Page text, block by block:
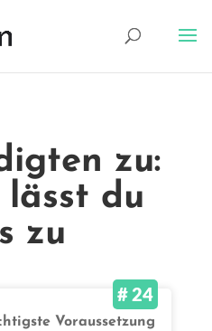
zu:
lässt du
zu
# 24
Voraussetzung